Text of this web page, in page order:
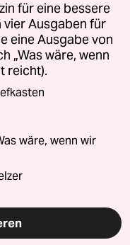
für eine bessere
Ausgaben für
eine Ausgabe von
„Was wäre, wenn
reicht).
wäre, wenn wir